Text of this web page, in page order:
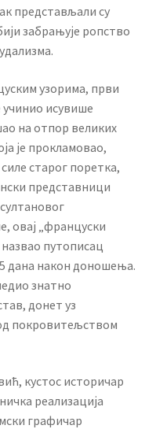
представљали су
забрањује ропство
узорима, први
учинио исувише
на отпор великих
је прокламовао,
старог поретка,
представници
овај „француски
назвао путописац
дана након доношења.
знатно
донет уз
покровитељством
кустос историчар
реализација
графичар